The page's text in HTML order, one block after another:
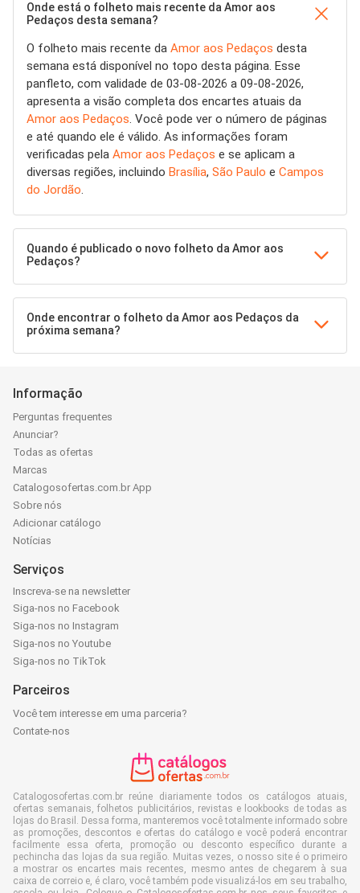
Onde está o folheto mais recente da Amor aos
Pedaços desta semana?
O folheto mais recente da Amor aos Pedaços desta
semana está disponível no topo desta página. Esse
panfleto, com validade de 03-08-2026 a 09-08-2026,
apresenta a visão completa dos encartes atuais da
Amor aos Pedaços. Você pode ver o número de páginas
e até quando ele é válido. As informações foram
verificadas pela Amor aos Pedaços e se aplicam a
diversas regiões, incluindo Brasília, São Paulo e Campos
do Jordão.
Quando é publicado o novo folheto da Amor aos
Pedaços?
Onde encontrar o folheto da Amor aos Pedaços da
próxima semana?
Informação
Perguntas frequentes
Anunciar?
Todas as ofertas
Marcas
Catalogosofertas.com.br App
Sobre nós
Adicionar catálogo
Notícias
Serviços
Inscreva-se na newsletter
Siga-nos no Facebook
Siga-nos no Instagram
Siga-nos no Youtube
Siga-nos no TikTok
Parceiros
Você tem interesse em uma parceria?
Contate-nos
Catalogosofertas.com.br reúne diariamente todos os catálogos atuais,
ofertas semanais, folhetos publicitários, revistas e lookbooks de todas as
lojas do Brasil. Dessa forma, manteremos você totalmente informado sobre
as promoções, descontos e ofertas do catálogo e você poderá encontrar
facilmente essa oferta, promoção ou desconto específico durante a
pechincha das lojas da sua região. Muitas vezes, o nosso site é o primeiro
a mostrar os encartes mais recentes, mesmo antes de chegarem à sua
caixa de correio e, é claro, você também pode visualizá-los em seu trabalho,